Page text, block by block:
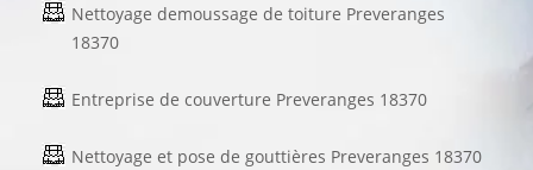
Nettoyage demoussage de toiture Preveranges
18370
Entreprise de couverture Preveranges 18370
Nettoyage et pose de gouttières Preveranges 18370